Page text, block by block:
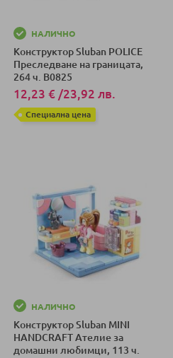
НАЛИЧНО
Конструктор Sluban POLICE
Преследване на границата,
264 ч. B0825
12,23 € /23,92 лв.
Специална цена
НАЛИЧНО
Конструктор Sluban MINI
HANDCRAFT Ателие за
домашни любимци, 113 ч.